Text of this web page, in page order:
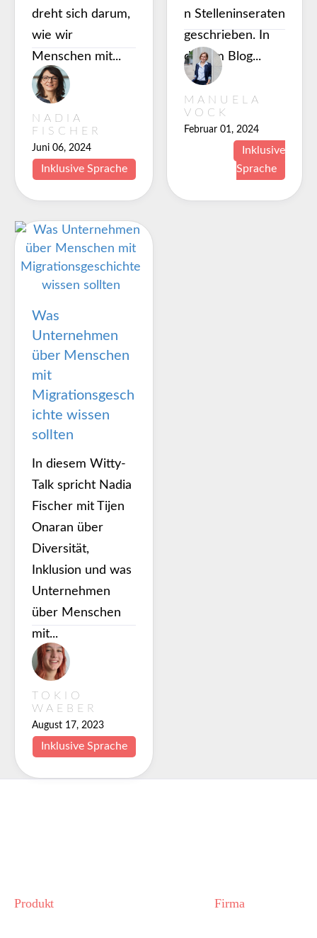
dreht sich darum,
wie wir
Menschen mit...
NADIA
FISCHER
Juni 06, 2024
Inklusive Sprache
n Stelleninseraten
geschrieben. In
diesem Blog...
MANUELA
VOCK
Februar 01, 2024
Inklusive
Sprache
Was
Unternehmen
über Menschen
mit
Migrationsgesch
ichte wissen
sollten
In diesem Witty-
Talk spricht Nadia
Fischer mit Tijen
Onaran über
Diversität,
Inklusion und was
Unternehmen
über Menschen
mit...
TOKIO
WAEBER
August 17, 2023
Inklusive Sprache
Produkt Firma